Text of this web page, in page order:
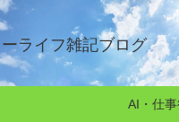
ライフ雑記ブログ
AI・仕